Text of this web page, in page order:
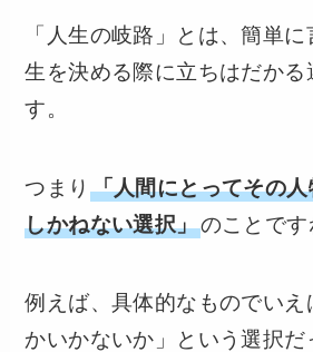
「人生の岐路」とは、簡単
生を決める際に立ちはだかる
す。
つまり 「人間にとってその
しかねない選択」のことです
例えば、具体的なものでいえ
かいかないか」という選択